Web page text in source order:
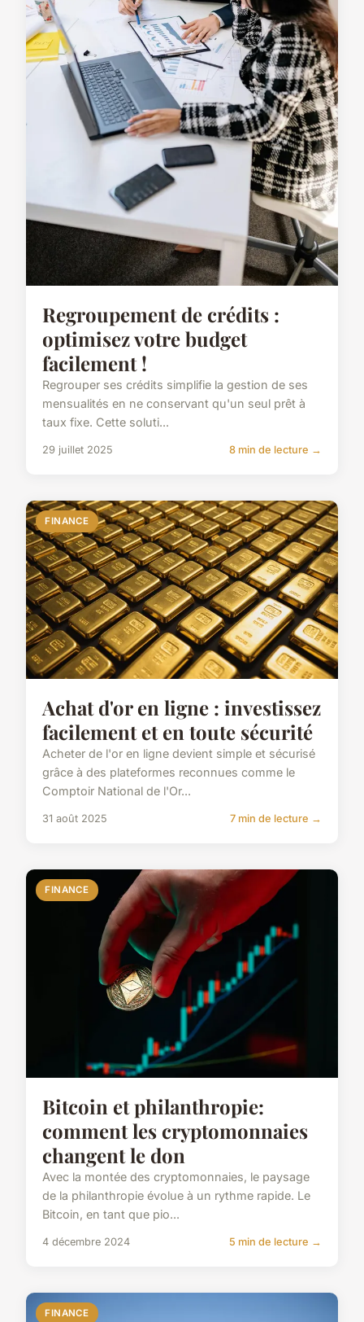
Regroupement de crédits :
optimisez votre budget
facilement !
Regrouper ses crédits simplifie la gestion de ses
mensualités en ne conservant qu'un seul prêt à
taux fixe. Cette soluti...
29 juillet 2025 8 min de lecture →
FINANCE
Achat d'or en ligne : investissez
facilement et en toute sécurité
Acheter de l'or en ligne devient simple et sécurisé
grâce à des plateformes reconnues comme le
Comptoir National de l'Or...
31 août 2025 7 min de lecture →
FINANCE
Bitcoin et philanthropie:
comment les cryptomonnaies
changent le don
Avec la montée des cryptomonnaies, le paysage
de la philanthropie évolue à un rythme rapide. Le
Bitcoin, en tant que pio...
4 décembre 2024 5 min de lecture →
FINANCE